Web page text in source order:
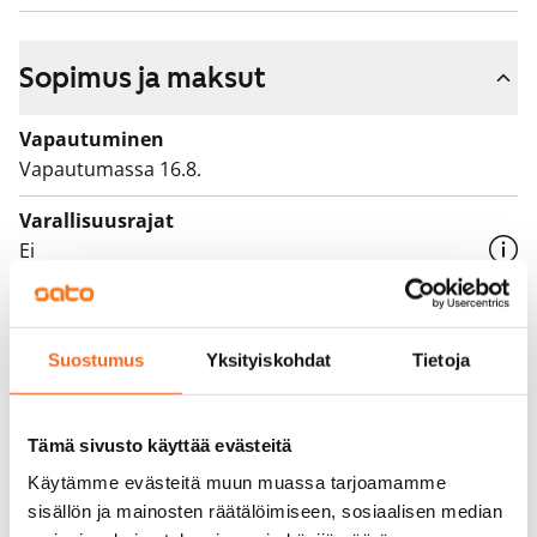
Suostumus Yksityiskohdat Tietoja
Tämä sivusto käyttää evästeitä
Käytämme evästeitä muun muassa tarjoamamme
sisällön ja mainosten räätälöimiseen, sosiaalisen median
sähköauton latauksesta hallissa maksetaan normaali
10 €/kk suuruinen maksu sekä asukkaan käyttämä
lataussähkö, molemmat myös ensimmäisten kuuden
kuukauden osalta.
Sopimus ja maksut
Vapautuminen
Vapautumassa 16.8.
Varallisuusrajat
Ei
Vuokra
1 249 €/kk
Vuokrasopimus
Toistaiseksi voimassa oleva, minimi asumisaika
12 kk